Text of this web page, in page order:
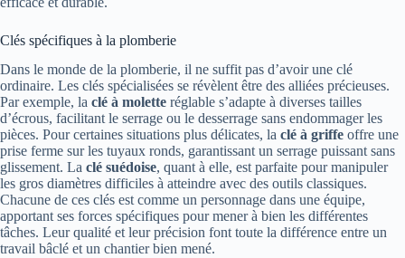
Clés spécifiques à la plomberie
Dans le monde de la plomberie, il ne suffit pas d’avoir une clé
ordinaire. Les clés spécialisées se révèlent être des alliées précieuses.
Par exemple, la clé à molette réglable s’adapte à diverses tailles
d’écrous, facilitant le serrage ou le desserrage sans endommager les
pièces. Pour certaines situations plus délicates, la clé à griffe offre une
prise ferme sur les tuyaux ronds, garantissant un serrage puissant sans
glissement. La clé suédoise, quant à elle, est parfaite pour manipuler
les gros diamètres difficiles à atteindre avec des outils classiques.
Chacune de ces clés est comme un personnage dans une équipe,
apportant ses forces spécifiques pour mener à bien les différentes
tâches. Leur qualité et leur précision font toute la différence entre un
travail bâclé et un chantier bien mené.